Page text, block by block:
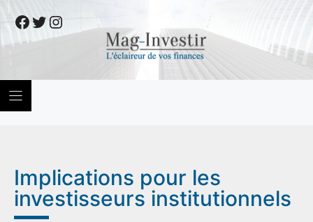
to
content
Facebook
Twitter
Instagram
Implications pour les
investisseurs institutionnels